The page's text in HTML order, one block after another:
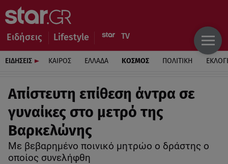
Ειδήσεις Lifestyle
ΕΙΔΗΣΕΙΣ ΚΑΙΡΟΣ ΕΛΛΑΔΑ ΚΟΣΜΟΣ ΠΟΛΙΤΙΚΗ
Απίστευτη επίθεση άντρα σε
γυναίκες στο μετρό της
Βαρκελώνης
Με βεβαρημένο ποινικό μητρώο ο δράστης ο
οποίος συνελήφθη